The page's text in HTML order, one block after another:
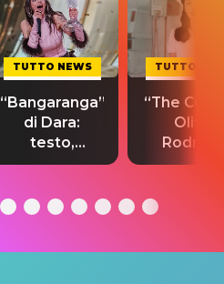
TUTTO NEWS
“Bangaranga”
di Dara:
testo,
traduzione e
del singolo
TUTTO
“The
Olivia
testo,